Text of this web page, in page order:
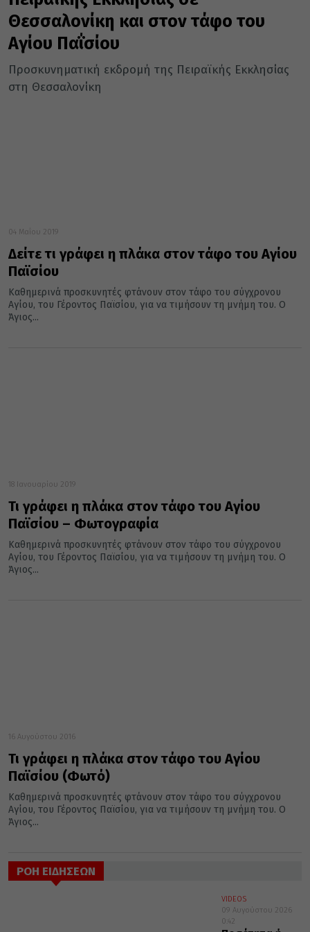
Θεσσαλονίκη και στον τάφο του
Αγίου Παΐσίου
Προσκυνηματική εκδρομή της Πειραϊκής Εκκλησίας
στη Θεσσαλονίκη
04 Μαΐου 2019
Δείτε τι γράφει η πλάκα στον τάφο του Αγίου
Παϊσίου
Καθημερινά προσκυνητές φτάνουν στον τάφο του σύγχρονου
Αγίου, του Γέροντος Παϊσίου, για να τιμήσουν τη μνήμη του. Ο
Άγιος...
18 Ιανουαρίου 2019
Τι γράφει η πλάκα στον τάφο του Αγίου
Παϊσίου – Φωτογραφία
Καθημερινά προσκυνητές φτάνουν στον τάφο του σύγχρονου
Αγίου, του Γέροντος Παϊσίου, για να τιμήσουν τη μνήμη του. Ο
Άγιος...
16 Αυγούστου 2016
Τι γράφει η πλάκα στον τάφο του Αγίου
Παϊσίου (Φωτό)
Καθημερινά προσκυνητές φτάνουν στον τάφο του σύγχρονου
Αγίου, του Γέροντος Παϊσίου, για να τιμήσουν τη μνήμη του. Ο
Άγιος...
ΡΟΗ ΕΙΔΗΣΕΩΝ
VIDEOS
09 Αυγούστου 2026
0:42